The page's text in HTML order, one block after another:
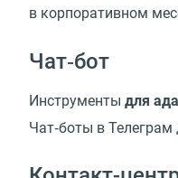
в корпоративном
Чат‑бот
Инструменты для
Чат‑боты в